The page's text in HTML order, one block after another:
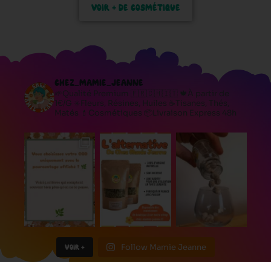
VOIR + DE COSMÉTIQUE
CHEZ_MAMIE_JEANNE
🌱Qualité Premium 🇫🇷🇨🇭🇮🇹
🍁À partir de
1€/G ✳️Fleurs, Résines, Huiles ☕️Tisanes, Thés,
Matés 💄Cosmétiques 📦Livraison Express 48h
VOIR + Follow Mamie Jeanne